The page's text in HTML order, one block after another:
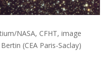
NASA, CFHT, image
(CEA Paris-Saclay)